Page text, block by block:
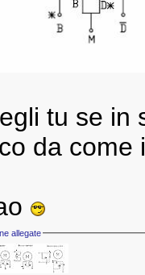
tu se in
da come
allegate